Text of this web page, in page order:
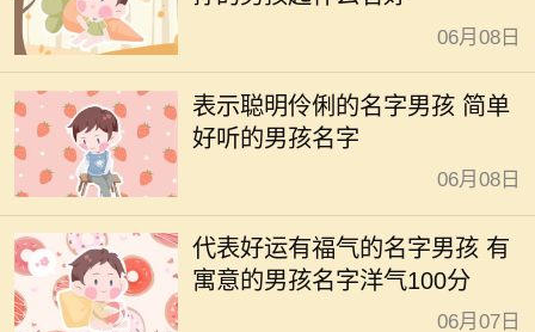
06月08日
表示聪明伶俐的名字男孩 简单
好听的男孩名字
06月08日
代表好运有福气的名字男孩 有
寓意的男孩名字洋气100分
06月07日